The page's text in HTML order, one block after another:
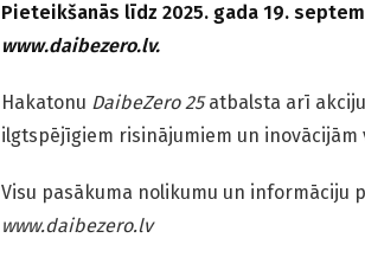
Pieteikšanās līdz 2025. gada 19.
www.daibezero.lv.
Hakatonu DaibeZero 25atbalsta arī
ilgtspējīgiem risinājumiem un inovācijām
Visu pasākuma nolikumu un
www.daibezero.lv